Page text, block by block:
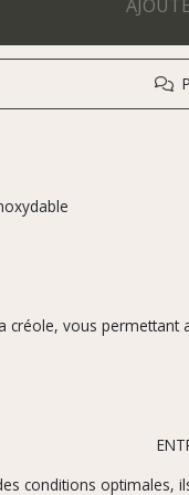
vous permettant
conditions optimales,